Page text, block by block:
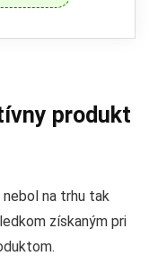
produkt
na trhu tak
získaným pri